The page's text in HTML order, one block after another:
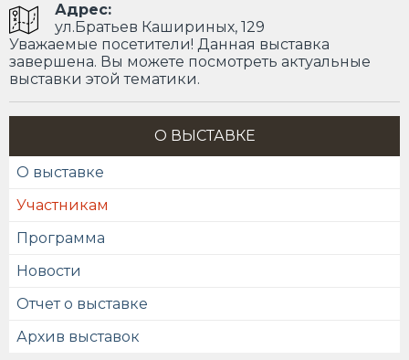
Адрес:
ул.Братьев Кашириных, 129
Уважаемые посетители! Данная выставка
завершена. Вы можете посмотреть актуальные
выставки этой тематики.
О ВЫСТАВКЕ
О выставке
Участникам
Программа
Новости
Отчет о выставке
Архив выставок